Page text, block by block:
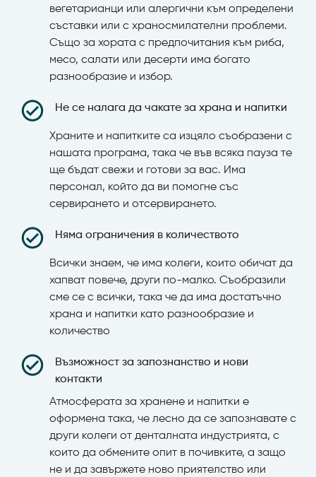
вегетарианци или алергични към определени
съставки или с храносмилателни проблеми.
Също за хората с предпочитания към риба,
месо, салати или десерти има богато
разнообразие и избор.
Не се налага да чакате за храна и напитки
Храните и напитките са изцяло съобразени с
нашата програма, така че във всяка пауза те
ще бъдат свежи и готови за вас. Има
персонал, който да ви помогне със
сервирането и отсервирането.
Няма ограничения в количеството
Всички знаем, че има колеги, които обичат да
хапват повече, други по-малко. Съобразили
сме се с всички, така че да има достатъчно
храна и напитки като разнообразие и
количество
Възможност за запознанство и нови
контакти
Атмосферата за хранене и напитки е
оформена така, че лесно да се запознавате с
други колеги от денталната индустрията, с
които да обмените опит в почивките, а защо
не и да завържете ново приятелство или